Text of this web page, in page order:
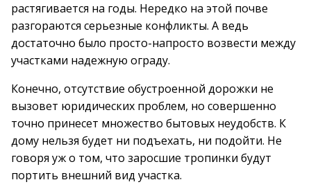
растягивается на годы. Нередко на этой почве
разгораются серьезные конфликты. А ведь
достаточно было просто-напросто возвести между
участками надежную ограду.
Конечно, отсутствие обустроенной дорожки не
вызовет юридических проблем, но совершенно
точно принесет множество бытовых неудобств. К
дому нельзя будет ни подъехать, ни подойти. Не
говоря уж о том, что заросшие тропинки будут
портить внешний вид участка.